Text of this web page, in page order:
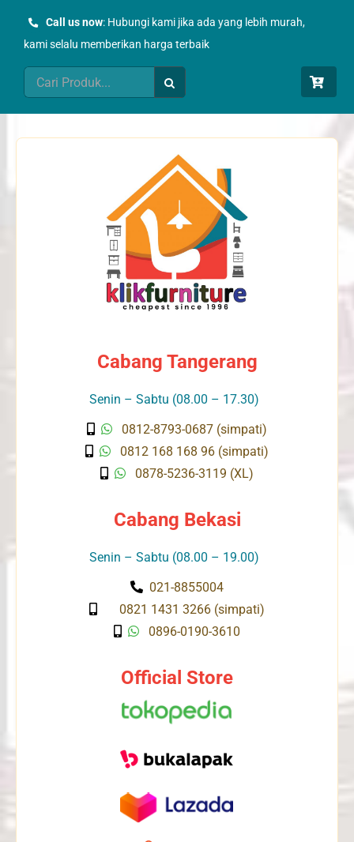
Call us now: Hubungi kami jika ada yang lebih murah,
kami selalu memberikan harga terbaik
Search
for:
Cabang Tangerang
Senin – Sabtu (08.00 – 17.30)
0812-8793-0687 (simpati)
0812 168 168 96 (simpati)
0878-5236-3119 (XL)
Cabang Bekasi
Senin – Sabtu (08.00 – 19.00)
021-8855004
0821 1431 3266 (simpati)
0896-0190-3610
Official Store